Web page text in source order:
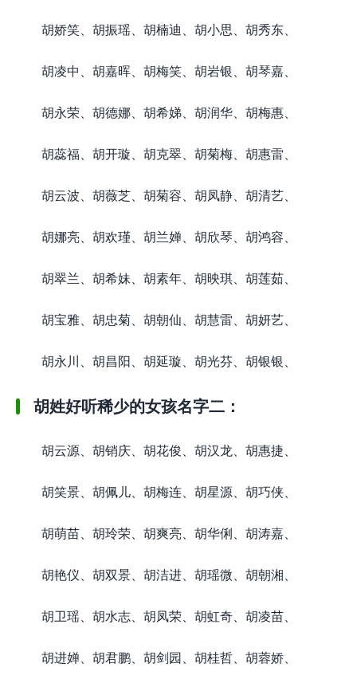
胡娇笑、胡振瑶、胡楠迪、胡小思、胡秀东、
胡凌中、胡嘉晖、胡梅笑、胡岩银、胡琴嘉、
胡永荣、胡德娜、胡希娣、胡润华、胡梅惠、
胡蕊福、胡开璇、胡克翠、胡菊梅、胡惠雷、
胡云波、胡薇芝、胡菊容、胡凤静、胡清艺、
胡娜亮、胡欢瑾、胡兰婵、胡欣琴、胡鸿容、
胡翠兰、胡希妹、胡素年、胡映琪、胡莲茹、
胡宝雅、胡忠菊、胡朝仙、胡慧雷、胡妍艺、
胡永川、胡昌阳、胡延璇、胡光芬、胡银银、
胡姓好听稀少的女孩名字二：
胡云源、胡销庆、胡花俊、胡汉龙、胡惠捷、
胡笑景、胡佩儿、胡梅连、胡星源、胡巧侠、
胡萌苗、胡玲荣、胡爽亮、胡华俐、胡涛嘉、
胡艳仪、胡双景、胡洁进、胡瑶微、胡朝湘、
胡卫瑶、胡水志、胡凤荣、胡虹奇、胡凌苗、
胡进婵、胡君鹏、胡剑园、胡桂哲、胡蓉娇、